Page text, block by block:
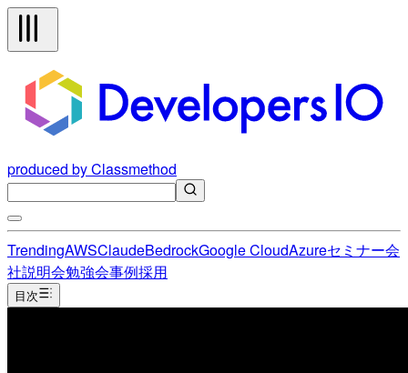
produced by Classmethod
TrendingAWSClaudeBedrockGoogle CloudAzureセミナー会
社説明会勉強会事例採用
目次